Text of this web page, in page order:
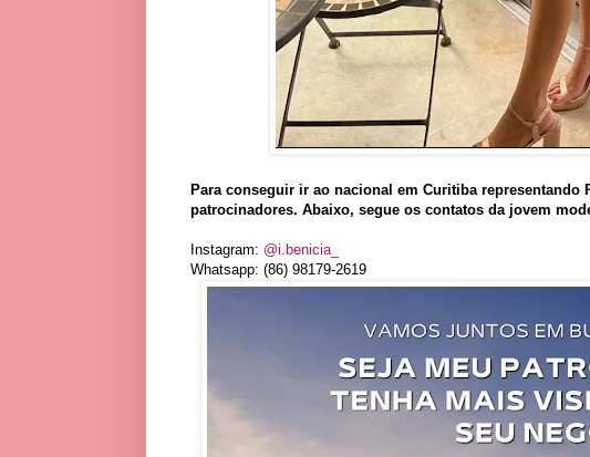
Para conseguir ir ao nacional em Curitiba
patrocinadores. Abaixo, segue os contatos da jovem
Instagram: @i.benicia_
Whatsapp: (86) 98179-2619